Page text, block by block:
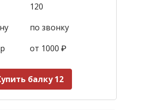
120
по звонку
от 1000 ₽
балку 12